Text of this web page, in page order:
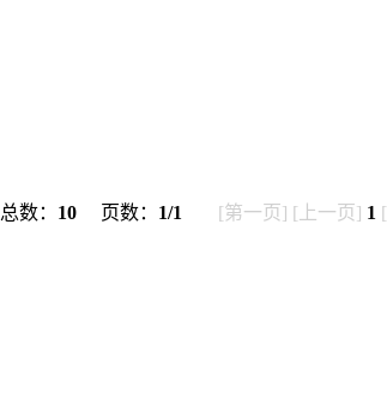
总数： 10 页数： 1/1 [第一页] [上一页] 1